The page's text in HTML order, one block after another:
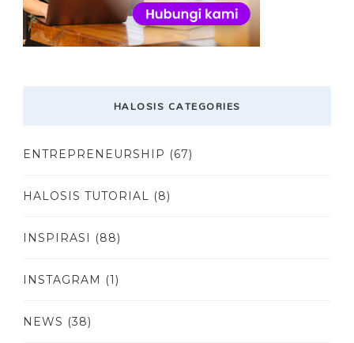
HALOSIS CATEGORIES
ENTREPRENEURSHIP (67)
HALOSIS TUTORIAL (8)
INSPIRASI (88)
INSTAGRAM (1)
NEWS (38)